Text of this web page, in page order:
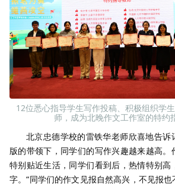
12位悉心指导学生写作投稿、积极组织学
师，成为北晚作文工作室的特约
北京忠德学校的雷铁华老师欣喜地告诉
版的带领下，同学们的写作兴趣越来越高。
特别贴近生活，同学们看到后，热情特别高
字。“同学们的作文见报自然高兴，不见报